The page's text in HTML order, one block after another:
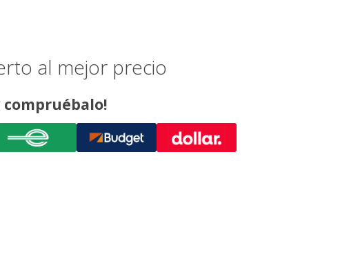
al mejor precio
compruébalo!